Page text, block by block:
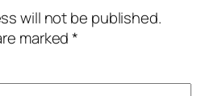
will not be published.
marked*